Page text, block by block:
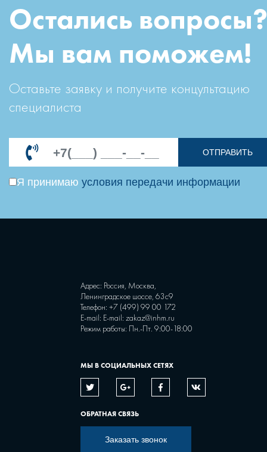
Остались вопросы?
Мы вам поможем!
Оставьте заявку и получите концультацию
специалиста
ОТПРАВИТЬ
Я принимаю условия передачи информации
Адрес: Россия, Москва,
Ленинградское шоссе, 63с9
Телефон: +7 (499) 99 00 172
E-mail: E-mail: zakaz@inhm.ru
Режим работы: Пн.-Пт. 9:00-18:00
МЫ В СОЦИАЛЬНЫХ СЕТЯХ
ОБРАТНАЯ СВЯЗЬ
Заказать звонок